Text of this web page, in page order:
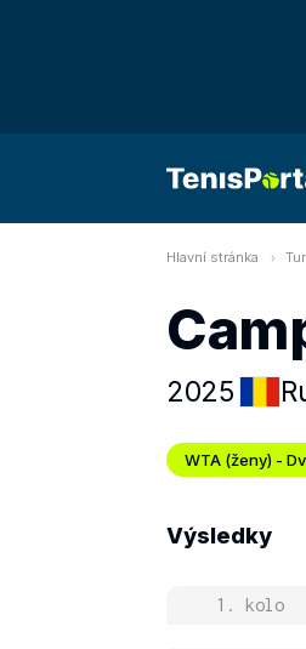
Hlavní stránka
2025
WTA (ženy) -
Výsledky
1. kolo